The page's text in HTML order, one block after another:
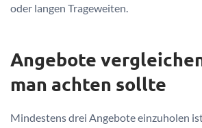
oder langen Trageweiten.
Angebote
man achten sollte
Mindestens drei Angebote einzuholen